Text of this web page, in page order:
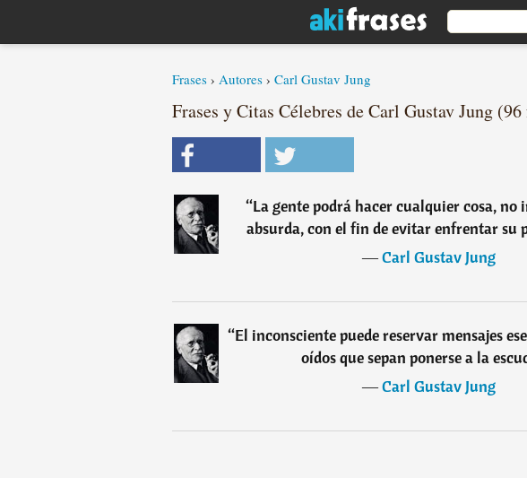
Frases › Autores › Carl Gustav Jung
Frases y Citas Célebres de Carl Gustav Jung (96
“La gente podrá hacer cualquier cosa, no
absurda, con el fin de evitar enfrentar su
―Carl Gustav Jung
“El inconsciente puede reservar mensajes
oídos que sepan ponerse a la
―Carl Gustav Jung